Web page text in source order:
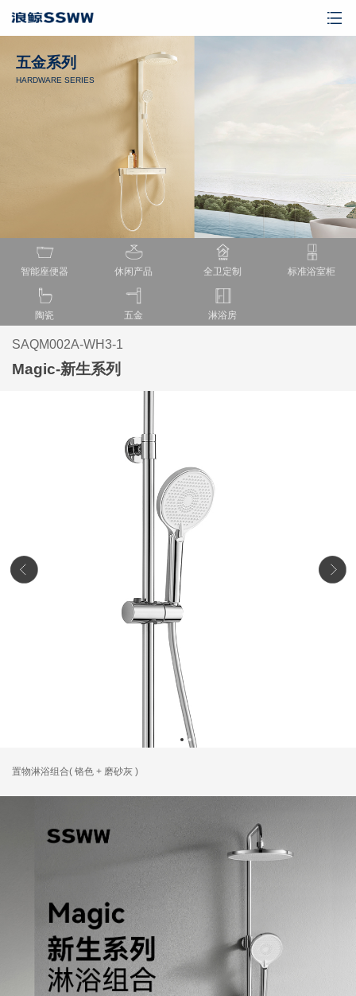
五金系列
HARDWARE SERIES
智能座便器 休闲产品 全卫定制 标准浴室柜
陶瓷 五金 淋浴房
SAQM002A-WH3-1
Magic-新生系列
置物淋浴组合( 铬色 + 磨砂灰 )